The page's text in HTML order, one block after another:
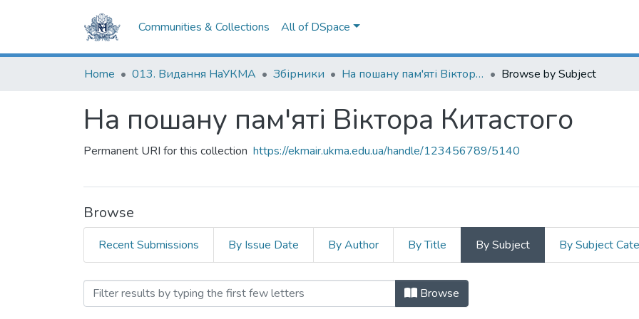
Communities & Collections All of DSpace
Home 013. Видання НаУКМА Збірники На пошану пам'яті Віктора Китастого Browse by Subject
На пошану пам'яті Віктора Китастого
Permanent URI for this collection https://ekmair.ukma.edu.ua/handle/123456789/5140
Browse
Recent Submissions By Issue Date By Author By Title By Subject By Subject
Browsing На пошану пам'яті Віктора Китастого by Subject
Browse